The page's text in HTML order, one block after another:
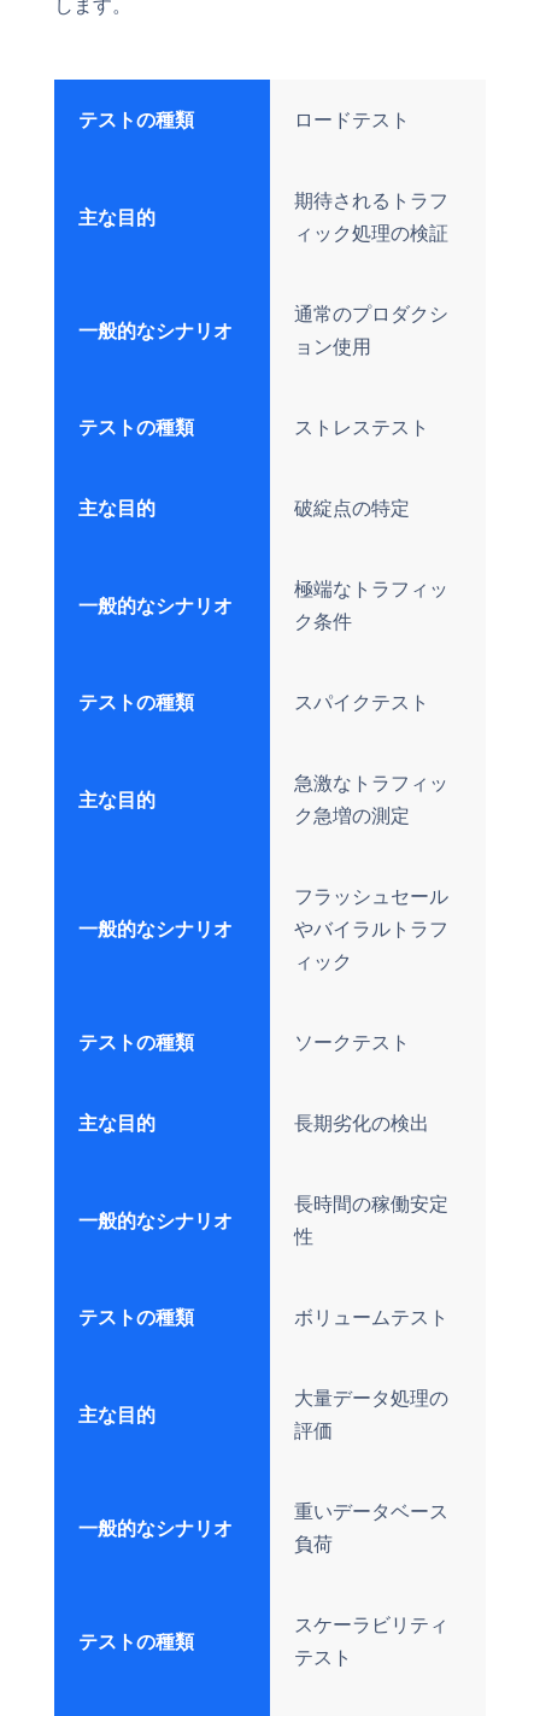
します。
テストの種類 ロードテスト
主な目的
期待されるトラフ
ィック処理の検証
一般的なシナリオ
通常のプロダクシ
ョン使用
テストの種類 ストレステスト
主な目的 破綻点の特定
一般的なシナリオ
極端なトラフィッ
ク条件
テストの種類 スパイクテスト
主な目的
急激なトラフィッ
ク急増の測定
一般的なシナリオ
フラッシュセール
やバイラルトラフ
ィック
テストの種類 ソークテスト
主な目的 長期劣化の検出
一般的なシナリオ
長時間の稼働安定
性
テストの種類 ボリュームテスト
主な目的
大量データ処理の
評価
一般的なシナリオ
重いデータベース
負荷
テストの種類
スケーラビリティ
テスト